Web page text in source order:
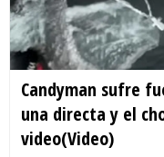
Candyman sufre
una directa y el
video(Video)